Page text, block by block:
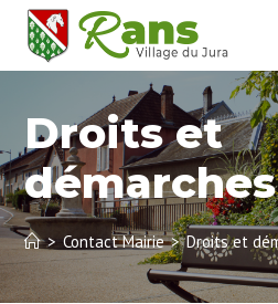
Droits et
démarches
> Contact Mairie > Droits et